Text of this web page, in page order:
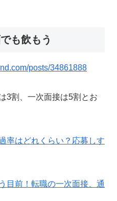
も飲もう
posts/34861888
3割、一次面接は5割とお
率はどれくらい？応募しす
目前！転職の一次面接、通